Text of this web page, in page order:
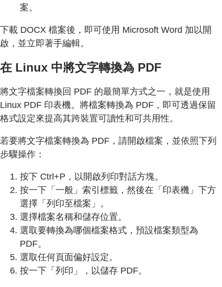
案。
下載 DOCX 檔案後，即可使用 Microsoft Word 加以開
啟，並立即著手編輯。
在 Linux 中將文字轉換為 PDF
將文字檔案轉換回 PDF 的最簡單方式之一，就是使用
Linux PDF 印表機。將檔案轉換為 PDF，即可透過保留
格式設定來提高其跨裝置可讀性和可共用性。
若要將文字檔案轉換為 PDF，請開啟檔案，並依照下列
步驟操作：
按下 Ctrl+P，以開啟列印對話方塊。
按一下「一般」索引標籤，然後在「印表機」下方
選擇「列印至檔案」。
選擇檔案名稱和儲存位置。
選取要轉換為哪個檔案格式，預設檔案類型為
PDF。
選取任何頁面偏好設定。
按一下「列印」，以儲存 PDF。